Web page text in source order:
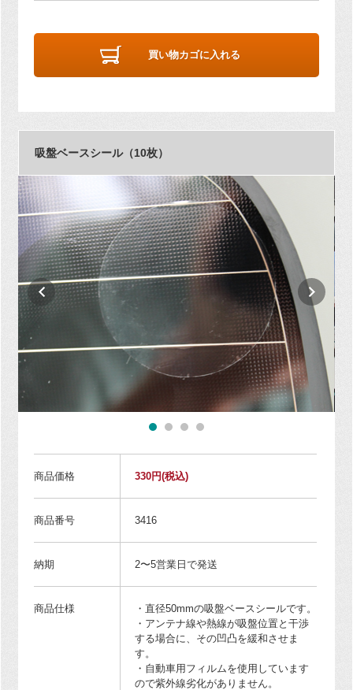
買い物カゴに入れる
吸盤ベースシール（10枚）
商品価格 330円(税込)
商品番号 3416
納期 2〜5営業日で発送
商品仕様
・直径50mmの吸盤ベースシールです。
・アンテナ線や熱線が吸盤位置と干渉
する場合に、その凹凸を緩和させま
す。
・自動車用フィルムを使用しています
ので紫外線劣化がありません。